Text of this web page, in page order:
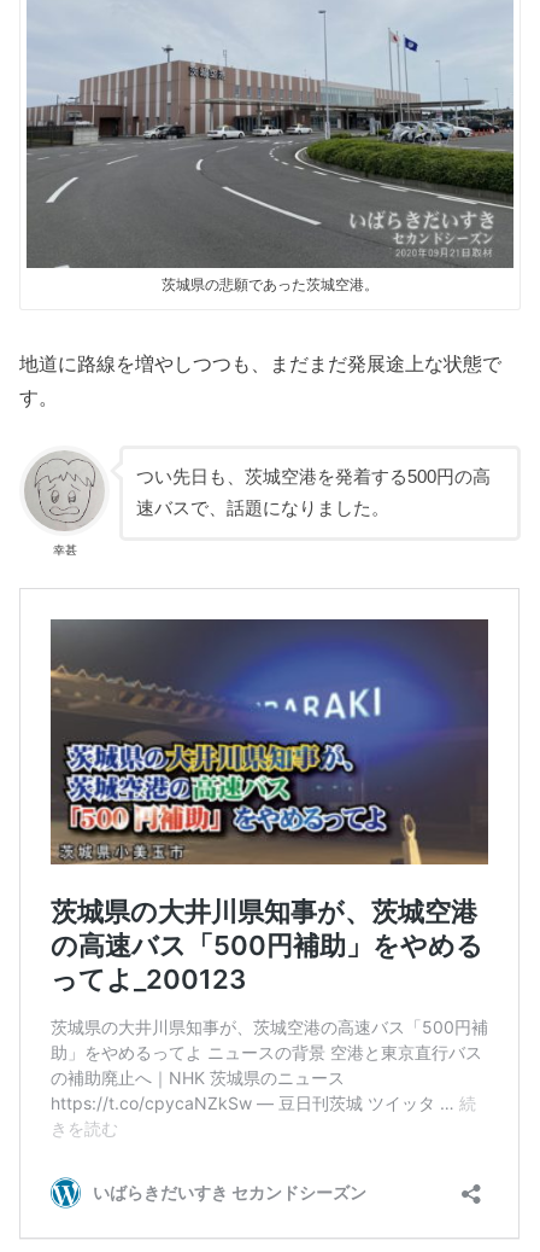
茨城県の悲願であった茨城空港。
地道に路線を増やしつつも、まだまだ発展途上な状態で
す。
幸甚
つい先日も、茨城空港を発着する500円の高
速バスで、話題になりました。